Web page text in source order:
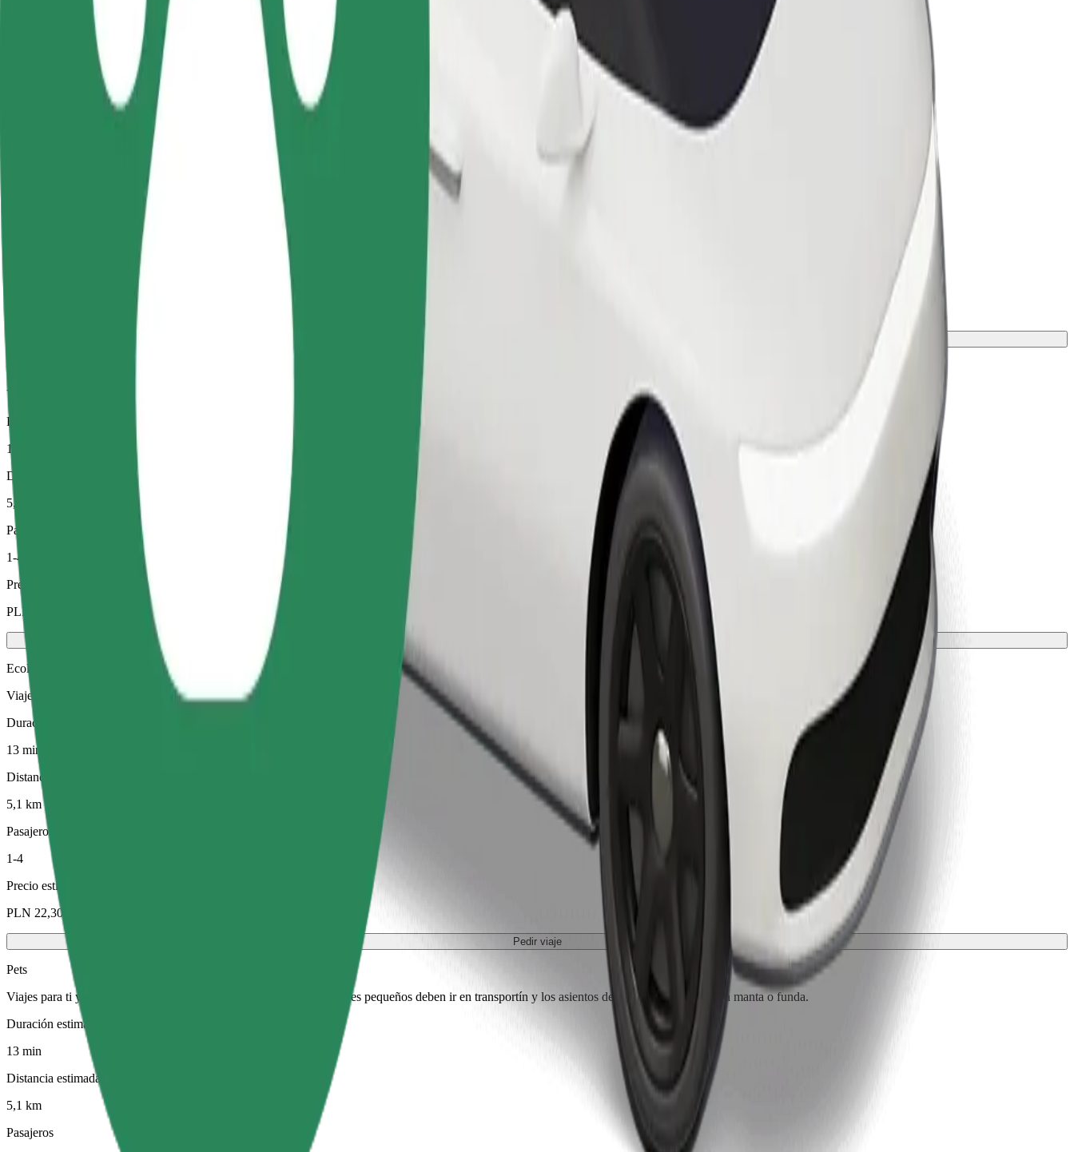
Comodidad y confort a un botón de distancia
Viajes fiables en coches estándar de tamaño medio.
Viajes en coches con más espacio para equipaje y para estirar las piernas
Duración estimada del viaje
13 min
Distancia estimada
5,1 km
Pasajeros
1-4
Precio estimado
PLN 26,50
Ecológico
Viajes eficientes en vehículos híbridos y eléctricos
Duración estimada del viaje
13 min
Distancia estimada
5,1 km
Pasajeros
1-4
Precio estimado
PLN 22,30
Pedir viaje
Pets
Viajes para ti y tu mascota. Los perros deben llevar bozal, los animales pequeños deben ir en transportín y los asientos deben protegerse con una manta o funda.
Duración estimada del viaje
13 min
Distancia estimada
5,1 km
Pasajeros